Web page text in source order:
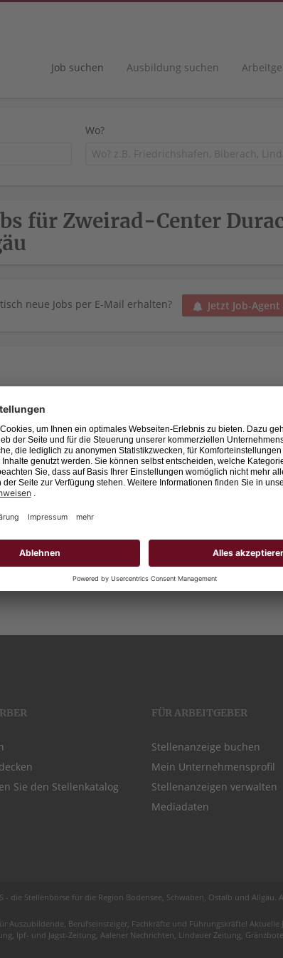
Job suchen Ausbildung suchen
Wo?
für Zweirad-Center
neue Jobs per E-Mail erhalten? Jetzt Job-
Leider keine Jobs
Sie den Stellenkatalog
FÜR ARBEITGEBER
Stellenanzeige buchen
Mein Unternehmensprofil
Stellenanzeigen verwalten
Mediadaten
- die Stellenbörse für die Region Bodensee , Schwaben, Ostalb und Allgäu .
Auszubildende , Berufseinsteiger, Fachkräfte und Führungskräfte! Aktuelle
Ipf- und Jagst-Zeitung, Aalener Nachrichten, Lindauer Zeitung,